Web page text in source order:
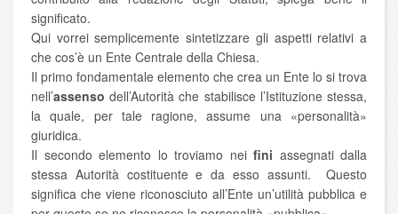
significato.
Qui vorrei semplicemente sintetizzare gli aspetti relativi a
che cos’è un Ente Centrale della Chiesa.
Il primo fondamentale elemento che crea un Ente lo si trova
nell’assenso dell’Autorità che stabilisce l’Istituzione stessa,
la quale, per tale ragione, assume una «personalità»
giuridica.
Il secondo elemento lo troviamo nei fini assegnati dalla
stessa Autorità costituente e da esso assunti. Questo
significa che viene riconosciuto all’Ente un’utilità pubblica e